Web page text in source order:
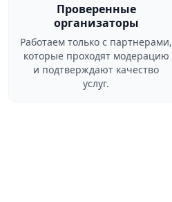
Проверенные
организаторы
Работаем только с партнерами,
которые проходят модерацию
и подтверждают качество
услуг.